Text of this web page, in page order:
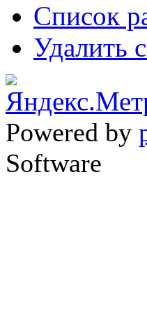
Список
Удалить
Powered by
Software